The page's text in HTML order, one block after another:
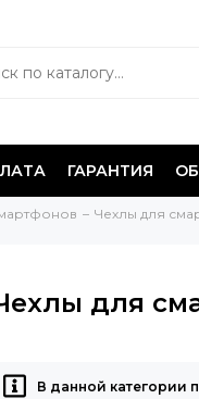
ГАРАНТИЯ
Чехлы для
для
В данной категории